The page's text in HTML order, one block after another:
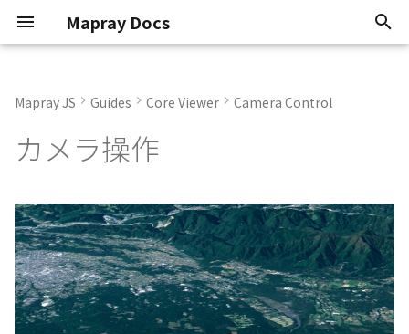
Mapray Docs
初
化
Known Issues
Attribution
System Requirements
Software Types
Interfaces
Namespaces
Type aliases
maprayui
Mouse Opertion
Camera Control
Camera Animation
URL Hash
Coordinate System
Tile Coordinates
Programming Model
Getting Position
PinEntity
ImageIconEntity
MarkerLineEntity
PathEntity
Building
Vector Tiles
Image Layer
DEM Layer
Quality and Performance
Polygon Geometry
3D Dataset
Scene
Sun
Moon
Star
Night Layer
KFLinearCurve
KFStepCurve
KFQuatLinearCurve
ComboVectorCurve
Camera
Entities
Getting started
Current
Camera
Dem
Entities
Getting Started
Managing Datasets Point Cloud Dataset
Building Dataset
DEM Dataset
Organization
Tokens
User token
Mapray JS Guides Core Viewer Camera Control
カメラ操作